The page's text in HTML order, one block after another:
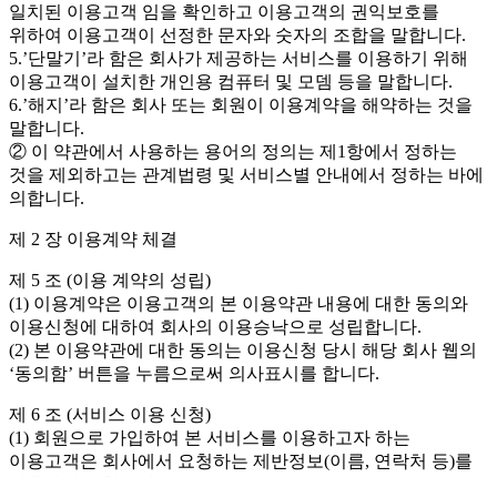
일치된 이용고객 임을 확인하고 이용고객의 권익보호를
위하여 이용고객이 선정한 문자와 숫자의 조합을 말합니다.
5.’단말기’라 함은 회사가 제공하는 서비스를 이용하기 위해
이용고객이 설치한 개인용 컴퓨터 및 모뎀 등을 말합니다.
6.’해지’라 함은 회사 또는 회원이 이용계약을 해약하는 것을
말합니다.
② 이 약관에서 사용하는 용어의 정의는 제1항에서 정하는
것을 제외하고는 관계법령 및 서비스별 안내에서 정하는 바에
의합니다.
제 2 장 이용계약 체결
제 5 조 (이용 계약의 성립)
(1) 이용계약은 이용고객의 본 이용약관 내용에 대한 동의와
이용신청에 대하여 회사의 이용승낙으로 성립합니다.
(2) 본 이용약관에 대한 동의는 이용신청 당시 해당 회사 웹의
‘동의함’ 버튼을 누름으로써 의사표시를 합니다.
제 6 조 (서비스 이용 신청)
(1) 회원으로 가입하여 본 서비스를 이용하고자 하는
이용고객은 회사에서 요청하는 제반정보(이름, 연락처 등)를